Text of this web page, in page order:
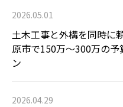
2026.05.01
土木工事と外構を同時に
原市で150万〜300万の
ン
2026.04.29